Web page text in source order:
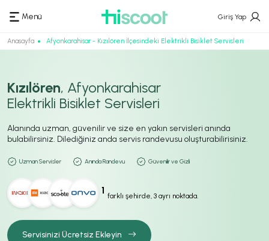
Menü Giriş Yap
Anasayfa Afyonkarahisar - Kızılören İlçesindeki Elektrikli Bisiklet Servisleri
Kızılören, Afyonkarahisar
Elektrikli Bisiklet Servisleri
Alanında uzman, güvenilir ve size en yakın servisleri anında
bulabilirsiniz. Dilediğiniz anda servis randevusu oluşturabilirisiniz.
Uzman Servisler Anında Randevu Güvenilir ve Gizli
1 farklı şehirde, 3 ayrı noktada.
Servisinizi Ücretsiz Ekleyin